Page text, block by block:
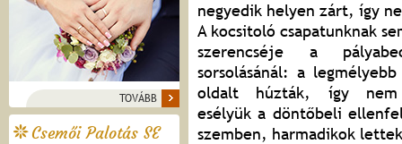
TOVÁBB
Csemői Palotás SE
negyedik helyen zárt, így
A kocsitoló csapatunknak
szerencséje a
sorsolásánál: a
oldalt húzták, így
esélyük a döntőbeli
szemben, harmadikok